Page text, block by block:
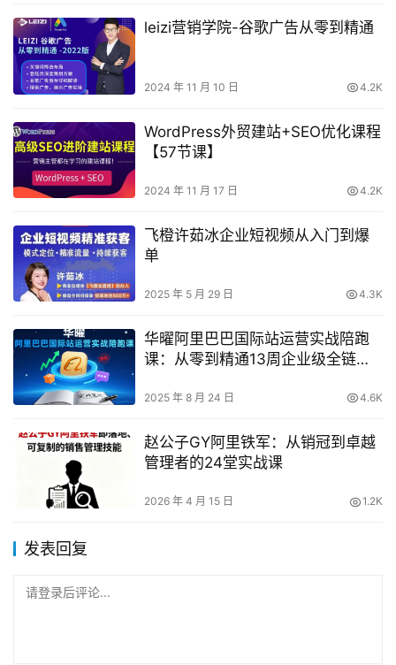
leizi营销学院-谷歌广告从零到精通
2024 年 11 月 10 日 4.2K
WordPress外贸建站+SEO优化课程
【57节课】
2024 年 11 月 17 日 4.2K
飞橙许茹冰企业短视频从入门到爆
单
2025 年 5 月 29 日 4.3K
华曜阿里巴巴国际站运营实战陪跑
课：从零到精通13周企业级全链路
2025 年 8 月 24 日 4.6K
赵公子GY阿里铁军：从销冠到卓越
管理者的24堂实战课
2026 年 4 月 15 日 1.2K
发表回复
请登录后评论...